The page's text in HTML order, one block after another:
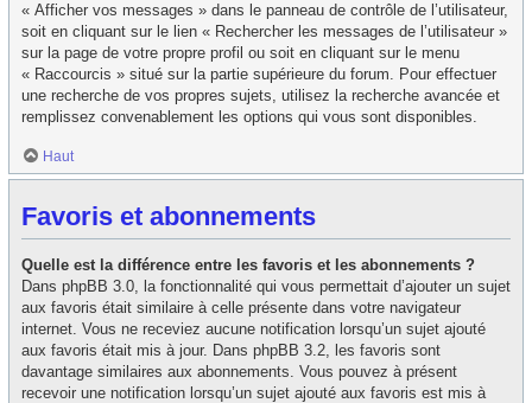
« Afficher vos messages » dans le panneau de contrôle de l’utilisateur,
soit en cliquant sur le lien « Rechercher les messages de l’utilisateur »
sur la page de votre propre profil ou soit en cliquant sur le menu
« Raccourcis » situé sur la partie supérieure du forum. Pour effectuer
une recherche de vos propres sujets, utilisez la recherche avancée et
remplissez convenablement les options qui vous sont disponibles.
Haut
Favoris et abonnements
Quelle est la différence entre les favoris et les abonnements ?
Dans phpBB 3.0, la fonctionnalité qui vous permettait d’ajouter un sujet
aux favoris était similaire à celle présente dans votre navigateur
internet. Vous ne receviez aucune notification lorsqu’un sujet ajouté
aux favoris était mis à jour. Dans phpBB 3.2, les favoris sont
davantage similaires aux abonnements. Vous pouvez à présent
recevoir une notification lorsqu’un sujet ajouté aux favoris est mis à